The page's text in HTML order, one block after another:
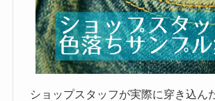
ショップスタッフが実際に穿き込ん